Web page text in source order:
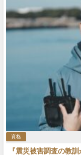
資格
『震災被害調査の教